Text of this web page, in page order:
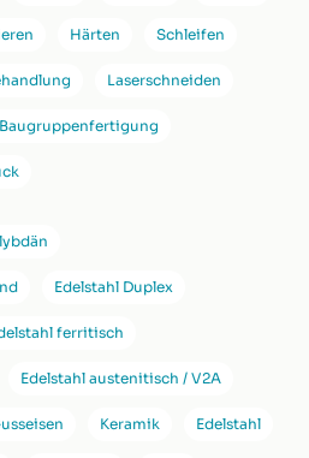
Härten Schleifen
Laserschneiden
Edelstahl Duplex
ferritisch
Edelstahl austenitisch / V2A
Keramik Edelstahl